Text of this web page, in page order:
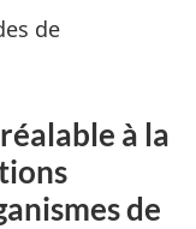
de
à la
de